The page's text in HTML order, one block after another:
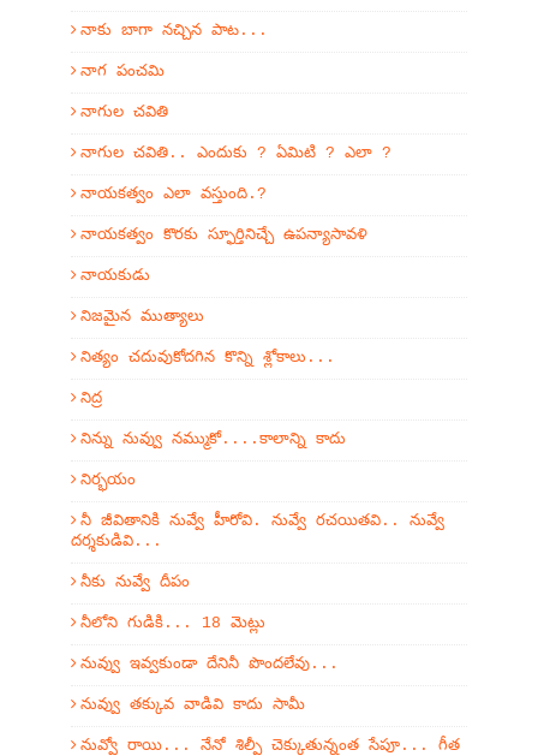
నాకు బాగా నచ్చిన పాట...
నాగ పంచమి
నాగుల చవితి
నాగుల చవితి.. ఎందుకు ? ఏమిటి ? ఎలా ?
నాయకత్వం ఎలా వస్తుంది.?
నాయకత్వం కొరకు స్ఫూర్తినిచ్చే ఉపన్యాసావళి
నాయకుడు
నిజమైన ముత్యాలు
నిత్యం చదువుకోదగిన కొన్ని శ్లోకాలు...
నిద్ర
నిన్ను నువ్వు నమ్ముకో....కాలాన్ని కాదు
నిర్భయం
నీ జీవితానికి నువ్వే హీరోవి. నువ్వే రచయితవి.. నువ్వే
దర్శకుడివి...
నీకు నువ్వే దీపం
నీలోని గుడికి... 18 మెట్లు
నువ్వు ఇవ్వకుండా దేనినీ పొందలేవు...
నువ్వు తక్కువ వాడివి కాదు సామీ
నువ్వో రాయి... నేనో శిల్పీ చెక్కుతున్నంత సేపూ... గీత